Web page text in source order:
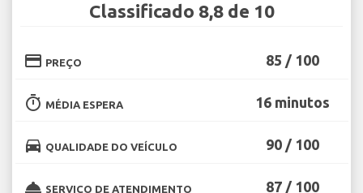
Classificado 8,8 de 10
credit_card PREÇO 85 / 100
timer MÉDIA ESPERA 16 minutos
directions_car QUALIDADE DO VEÍCULO 90 / 100
room_service SERVIÇO DE ATENDIMENTO 87 / 100